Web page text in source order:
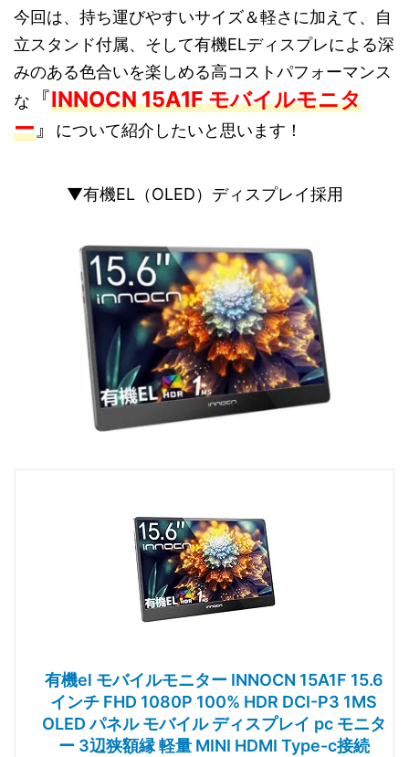
今回は、持ち運びやすいサイズ＆軽さに加えて、自
立スタンド付属、そして有機ELディスプレによる深
みのある色合いを楽しめる高コストパフォーマンス
な
『INNOCN 15A1F モバイルモニタ
ー』 について紹介したいと思います！
▼有機EL（OLED）ディスプレイ採用
有機el モバイルモニター INNOCN 15A1F 15.6
インチ FHD 1080P 100% HDR DCI-P3 1MS
OLED パネル モバイル ディスプレイ pc モニタ
ー 3辺狭額縁 軽量 MINI HDMI Type-c接続